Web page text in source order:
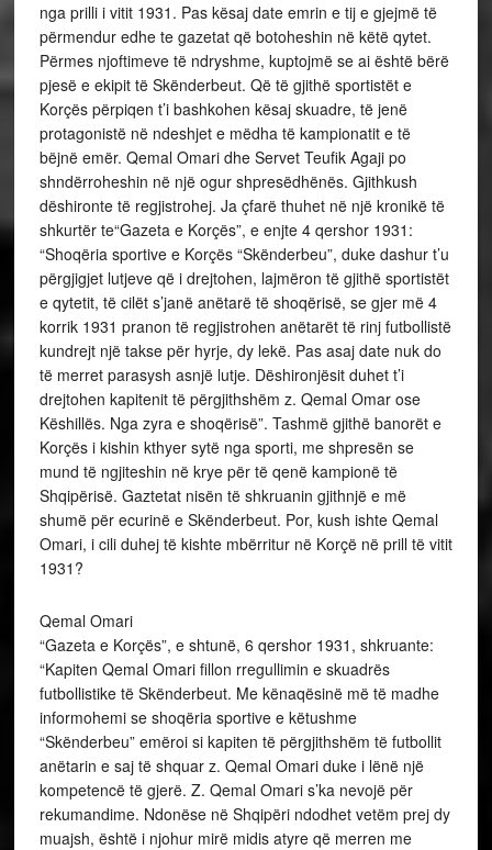
nga prilli i vitit 1931. Pas kësaj date emrin e tij e gjejmë të
përmendur edhe te gazetat që botoheshin në këtë qytet.
Përmes njoftimeve të ndryshme, kuptojmë se ai është bërë
pjesë e ekipit të Skënderbeut. Që të gjithë sportistët e
Korçës përpiqen t’i bashkohen kësaj skuadre, të jenë
protagonistë në ndeshjet e mëdha të kampionatit e të
bëjnë emër. Qemal Omari dhe Servet Teufik Agaji po
shndërroheshin në një ogur shpresëdhënës. Gjithkush
dëshironte të regjistrohej. Ja çfarë thuhet në një kronikë të
shkurtër te“Gazeta e Korçës”, e enjte 4 qershor 1931:
“Shoqëria sportive e Korçës “Skënderbeu”, duke dashur t’u
përgjigjet lutjeve që i drejtohen, lajmëron të gjithë sportistët
e qytetit, të cilët s’janë anëtarë të shoqërisë, se gjer më 4
korrik 1931 pranon të regjistrohen anëtarët të rinj futbollistë
kundrejt një takse për hyrje, dy lekë. Pas asaj date nuk do
të merret parasysh asnjë lutje. Dëshironjësit duhet t’i
drejtohen kapitenit të përgjithshëm z. Qemal Omar ose
Këshillës. Nga zyra e shoqërisë”. Tashmë gjithë banorët e
Korçës i kishin kthyer sytë nga sporti, me shpresën se
mund të ngjiteshin në krye për të qenë kampionë të
Shqipërisë. Gaztetat nisën të shkruanin gjithnjë e më
shumë për ecurinë e Skënderbeut. Por, kush ishte Qemal
Omari, i cili duhej të kishte mbërritur në Korçë në prill të vitit
1931?
Qemal Omari
“Gazeta e Korçës”, e shtunë, 6 qershor 1931, shkruante:
“Kapiten Qemal Omari fillon rregullimin e skuadrës
futbollistike të Skënderbeut. Me kënaqësinë më të madhe
informohemi se shoqëria sportive e këtushme
“Skënderbeu” emëroi si kapiten të përgjithshëm të futbollit
anëtarin e saj të shquar z. Qemal Omari duke i lënë një
kompetencë të gjerë. Z. Qemal Omari s’ka nevojë për
rekumandime. Ndonëse në Shqipëri ndodhet vetëm prej dy
muajsh, është i njohur mirë midis atyre që merren me